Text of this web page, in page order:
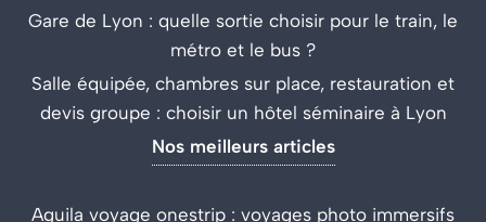
Gare de Lyon : quelle sortie choisir pour le train, le
métro et le bus ?
Salle équipée, chambres sur place, restauration et
devis groupe : choisir un hôtel séminaire à Lyon
Nos meilleurs articles
Aguila voyage onestrip : voyages photo immersifs